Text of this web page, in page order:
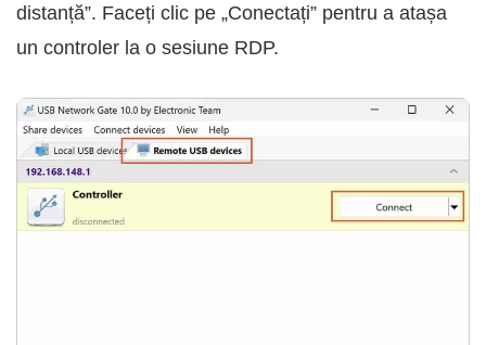
distanță”. Faceți clic pe „Conectați” pentru a atașa
un controler la o sesiune RDP.